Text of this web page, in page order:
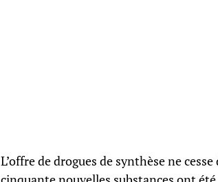
L’offre de drogues de synthèse ne